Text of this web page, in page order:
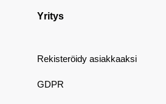
Yritys
Rekisteröidy asiakkaaksi
GDPR